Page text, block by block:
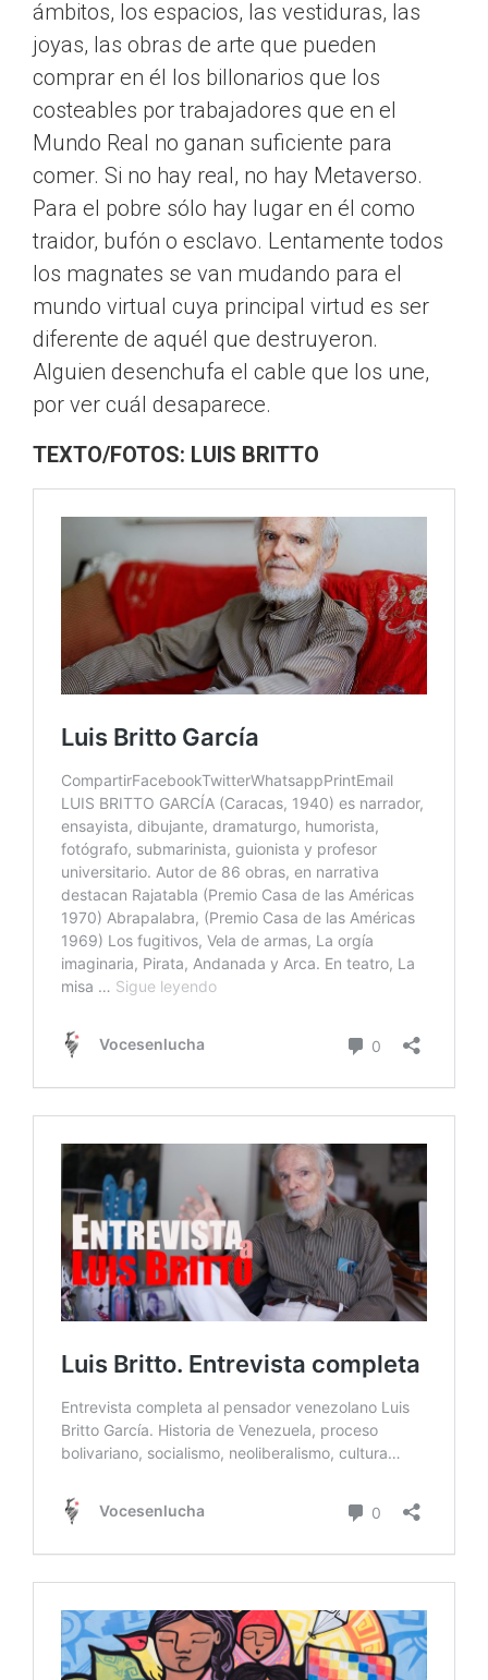
ámbitos, los espacios, las vestiduras, las
joyas, las obras de arte que pueden
comprar en él los billonarios que los
costeables por trabajadores que en el
Mundo Real no ganan suficiente para
comer. Si no hay real, no hay Metaverso.
Para el pobre sólo hay lugar en él como
traidor, bufón o esclavo. Lentamente todos
los magnates se van mudando para el
mundo virtual cuya principal virtud es ser
diferente de aquél que destruyeron.
Alguien desenchufa el cable que los une,
por ver cuál desaparece.
TEXTO/FOTOS: LUIS BRITTO